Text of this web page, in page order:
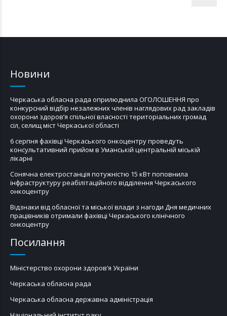
Новини
Черкаська обласна рада оприлюднила ОГОЛОШЕННЯ про
конкурсний відбір незалежних членів наглядових рад закладів
охорони здоров’я спільної власності територіальних громад
сіл, селищ міст Черкаської області
6 серпня фахівці Черкаського онкоцентру проведуть
консультативний прийом в Уманській центральній міській
лікарні
Сонячна електростанція потужністю 15 кВт поповнила
інфраструктуру реабілітаційного відділення Черкаського
онкоцентру
Відзнаки від обласної та міської влади з нагоди Дня медичних
працівників отримали фахівці Черкаського клінічного
онкоцентру
Посилання
Міністерство охорони здоров’я України
Черкаська обласна рада
Черкаська обласна державна адміністрація